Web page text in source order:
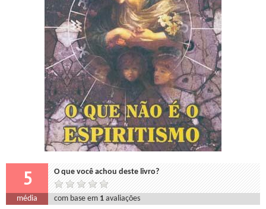
5 O que você achou deste livro?
média com base em 1 avaliações